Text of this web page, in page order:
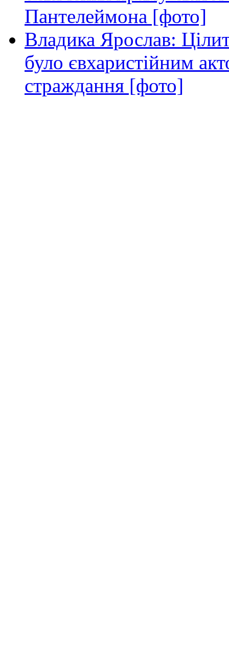
Пантелеймона [фото]
Владика Ярослав:
було євхаристійним
страждання [фото]